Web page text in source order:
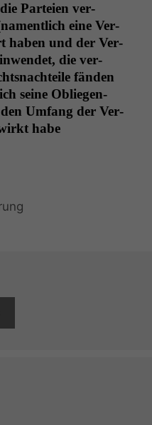
Parteien ver­
eine Ver­
haben und der Ver­
die ver­
fän­den
seine Obliegen­
Umfang der Ver­
habe